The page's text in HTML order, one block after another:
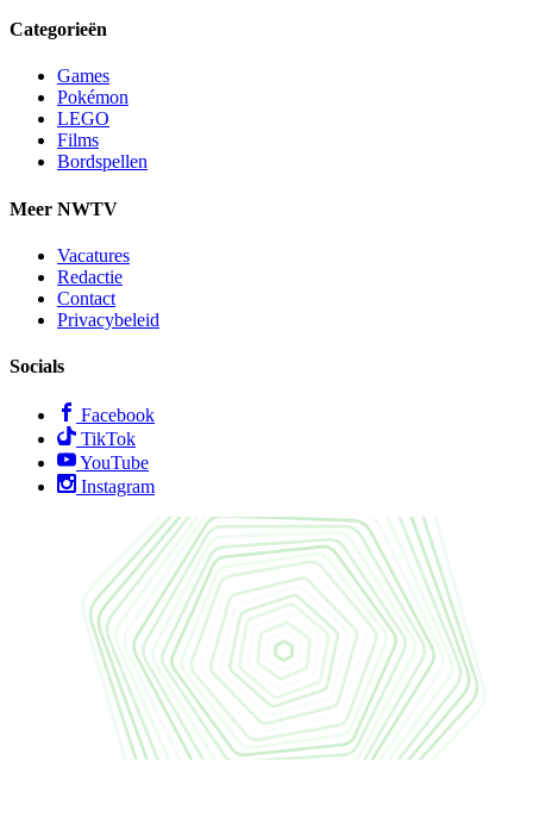
Categorieën
Games
Pokémon
LEGO
Films
Bordspellen
Meer NWTV
Vacatures
Redactie
Contact
Privacybeleid
Socials
Facebook
TikTok
YouTube
Instagram